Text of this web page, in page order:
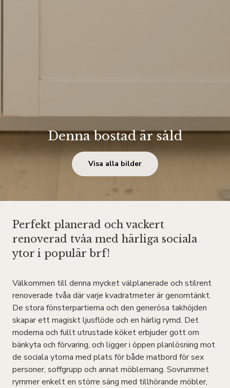
Denna bostad är såld
Visa alla bilder
Perfekt planerad och vackert
renoverad tvåa med härliga sociala
ytor i populär brf!
Välkommen till denna mycket välplanerade och stilrent
renoverade tvåa där varje kvadratmeter är genomtänkt.
De stora fönsterpartierna och den generösa takhöjden
skapar ett magiskt ljusflöde och en härlig rymd. Det
moderna och fullt utrustade köket erbjuder gott om
bänkyta och förvaring, och ligger i öppen planlösning mot
de sociala ytorna med plats för både matbord för sex
personer, soffgrupp och annat möblemang. Sovrummet
rymmer enkelt en större säng med tillhörande möbler,